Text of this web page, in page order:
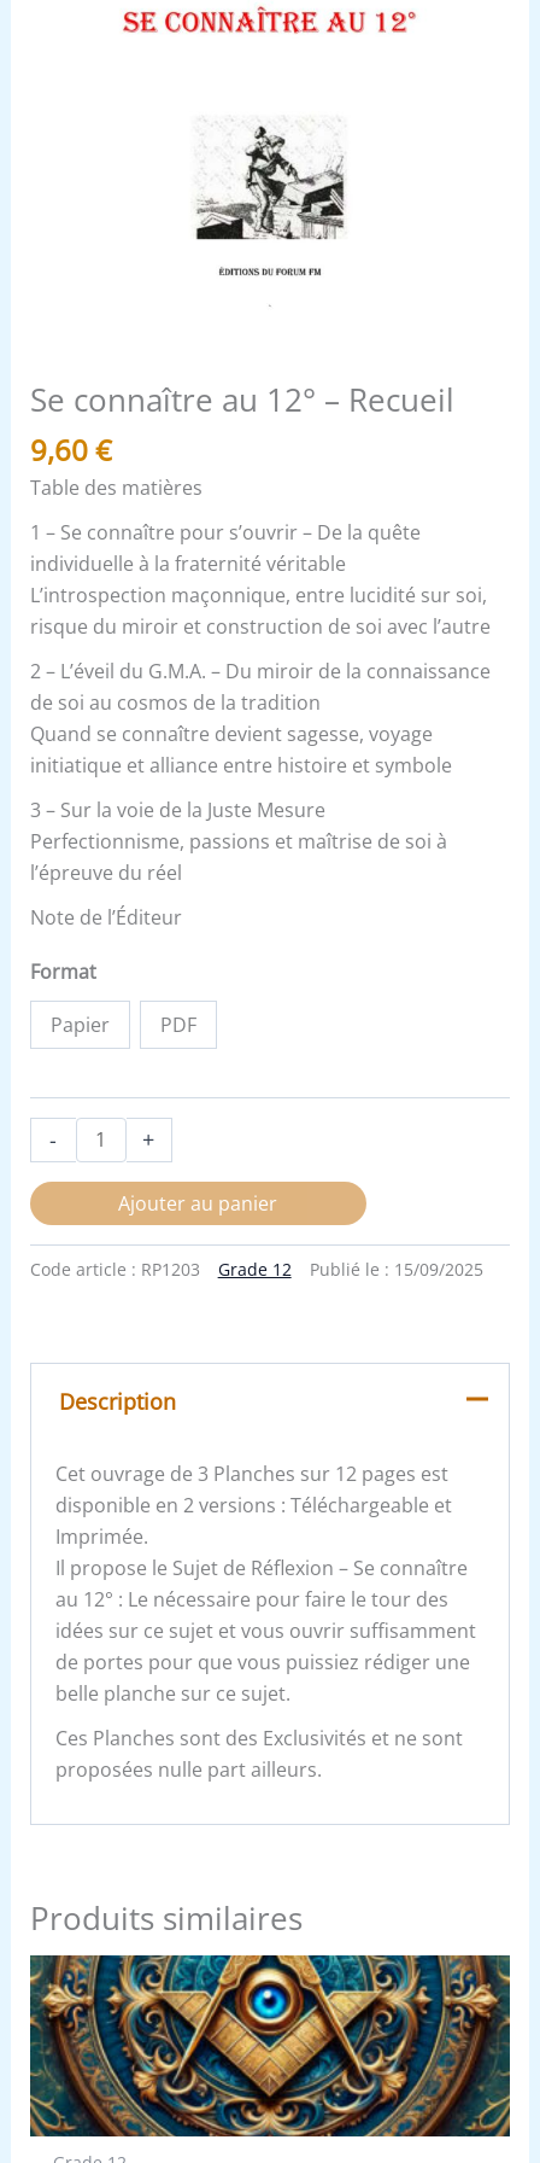
Se connaître au 12° – Recueil
9,60€
Table des matières
1 – Se connaître pour s’ouvrir – De la quête
individuelle à la fraternité véritable
L’introspection maçonnique, entre lucidité sur soi,
risque du miroir et construction de soi avec l’autre
2 – L’éveil du G.M.A. – Du miroir de la connaissance
de soi au cosmos de la tradition
Quand se connaître devient sagesse, voyage
initiatique et alliance entre histoire et symbole
3 – Sur la voie de la Juste Mesure
Perfectionnisme, passions et maîtrise de soi à
l’épreuve du réel
Note de l’Éditeur
Format
Papier PDF
- +
Ajouter au panier
Code article : RP1203 Grade 12 Publié le : 15/09/2025
Description
Cet ouvrage de 3 Planches sur 12 pages est
disponible en 2 versions : Téléchargeable et
Imprimée.
Il propose le Sujet de Réflexion – Se connaître
au 12° : Le nécessaire pour faire le tour des
idées sur ce sujet et vous ouvrir suffisamment
de portes pour que vous puissiez rédiger une
belle planche sur ce sujet.
Ces Planches sont des Exclusivités et ne sont
proposées nulle part ailleurs.
Produits similaires